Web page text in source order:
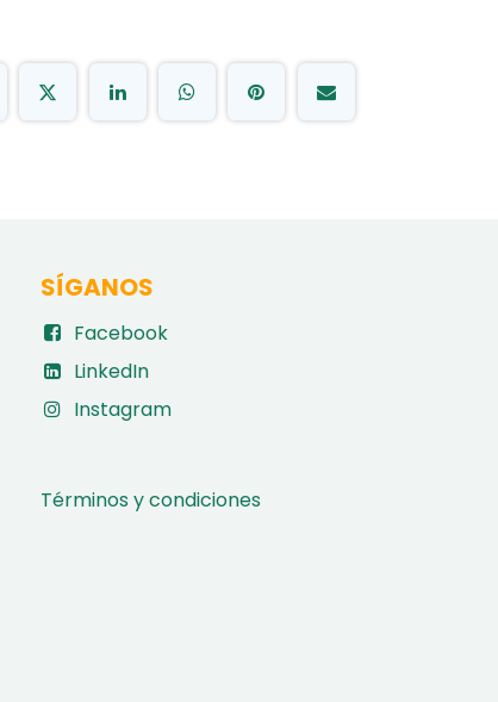
SÍGANOS
Facebook
LinkedIn
Instagram
Términos y condiciones